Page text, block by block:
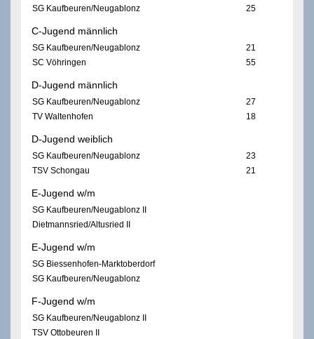
SG Kaufbeuren/Neugablonz
25
C-Jugend männlich
SG Kaufbeuren/Neugablonz
21
SC Vöhringen
55
D-Jugend männlich
SG Kaufbeuren/Neugablonz
27
TV Waltenhofen
18
D-Jugend weiblich
SG Kaufbeuren/Neugablonz
23
TSV Schongau
21
E-Jugend w/m
SG Kaufbeuren/Neugablonz II
Dietmannsried/Altusried II
E-Jugend w/m
SG Biessenhofen-Marktoberdorf
SG Kaufbeuren/Neugablonz
F-Jugend w/m
SG Kaufbeuren/Neugablonz II
TSV Ottobeuren II